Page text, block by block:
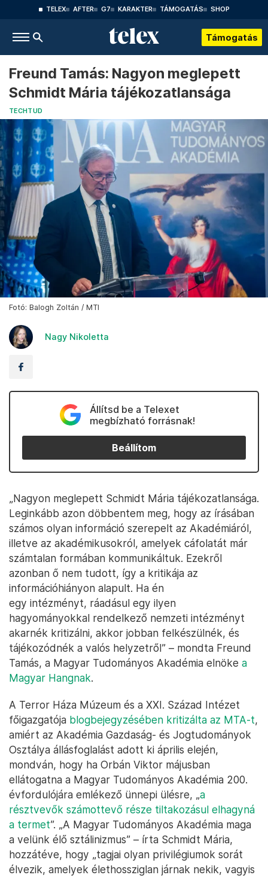
TELEX AFTER G7 KARAKTER TÁMOGATÁS SHOP
Támogatás
Freund Tamás: Nagyon meglepett
Schmidt Mária tájékozatlansága
TECHTUD
Fotó: Balogh Zoltán / MTI
Nagy Nikoletta
Állítsd be a Telexet
megbízható forrásnak!
Beállítom
„Nagyon meglepett Schmidt Mária tájékozatlansága.
Leginkább azon döbbentem meg, hogy az írásában
számos olyan információ szerepelt az Akadémiáról,
illetve az akadémikusokról, amelyek cáfolatát már
számtalan formában kommunikáltuk. Ezekről
azonban ő nem tudott, így a kritikája az
információhiányon alapult. Ha én
egy intézményt, ráadásul egy ilyen
hagyományokkal rendelkező nemzeti intézményt
akarnék kritizálni, akkor jobban felkészülnék, és
tájékozódnék a valós helyzetről” – mondta Freund
Tamás, a Magyar Tudományos Akadémia elnöke a
Magyar Hangnak.
A Terror Háza Múzeum és a XXI. Század Intézet
főigazgatója blogbejegyzésében kritizálta az MTA-t,
amiért az Akadémia Gazdaság- és Jogtudományok
Osztálya állásfoglalást adott ki április elején,
mondván, hogy ha Orbán Viktor májusban
ellátogatna a Magyar Tudományos Akadémia 200.
évfordulójára emlékező ünnepi ülésre, „a
résztvevők számottevő része tiltakozásul elhagyná
a termet”. „A Magyar Tudományos Akadémia maga
a velünk élő sztálinizmus” – írta Schmidt Mária,
hozzátéve, hogy „tagjai olyan privilégiumok sorát
élvezik, amelyek élethossziglan járnak nekik, vagyis